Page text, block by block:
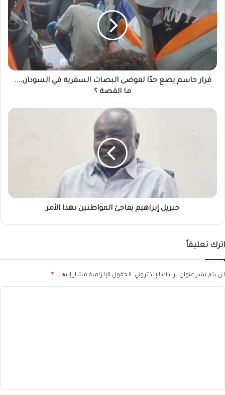
حدًا
لفوضى
البصات
السفرية
في
السودان....
قرار حاسم يضع حدًا لفوضى البصات السفرية في السودان....
ما القصة ؟
جبريل
جبريل إبراهيم يفاجئ المواطنين بهذا الأمر
اترك تعليقاً
لن يتم نشر عنوان بريدك الإلكتروني. الحقول الإلزامية مشار إليها بـ*